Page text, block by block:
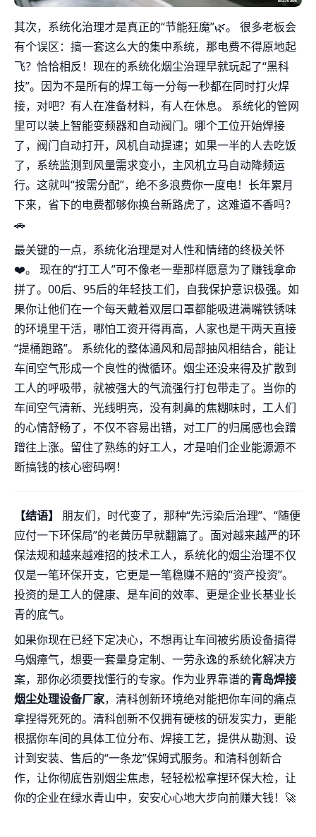
其次，系统化治理才是真正的“节能狂魔”🌿。 很多老板会
有个误区：搞一套这么大的集中系统，那电费不得原地起
飞？恰恰相反！现在的系统化烟尘治理早就玩起了“黑科
技”。因为不是所有的焊工每一分每一秒都在同时打火焊
接，对吧？有人在准备材料，有人在休息。 系统化的管网
里可以装上智能变频器和自动阀门。哪个工位开始焊接
了，阀门自动打开，风机自动提速；如果一半的人去吃饭
了，系统监测到风量需求变小，主风机立马自动降频运
行。这就叫“按需分配”，绝不多浪费你一度电！长年累月
下来，省下的电费都够你换台新路虎了，这难道不香吗？
🚗
最关键的一点，系统化治理是对人性和情绪的终极关怀
❤️。 现在的“打工人”可不像老一辈那样愿意为了赚钱拿命
拼了。00后、95后的年轻技工们，自我保护意识极强。如
果你让他们在一个每天戴着双层口罩都能吸进满嘴铁锈味
的环境里干活，哪怕工资开得再高，人家也是干两天直接
“提桶跑路”。 系统化的整体通风和局部抽风相结合，能让
车间空气形成一个良性的微循环。烟尘还没来得及扩散到
工人的呼吸带，就被强大的气流强行打包带走了。当你的
车间空气清新、光线明亮，没有刺鼻的焦糊味时，工人们
的心情舒畅了，不仅不容易出错，对工厂的归属感也会蹭
蹭往上涨。留住了熟练的好工人，才是咱们企业能源源不
断搞钱的核心密码啊！
【结语】
朋友们，时代变了，那种“先污染后治理”、“随便
应付一下环保局”的老黄历早就翻篇了。面对越来越严的环
保法规和越来越难招的技术工人，系统化的烟尘治理不仅
仅是一笔环保开支，它更是一笔稳赚不赔的“资产投资”。
投资的是工人的健康、是车间的效率、更是企业长基业长
青的底气。
如果你现在已经下定决心，不想再让车间被劣质设备搞得
乌烟瘴气，想要一套量身定制、一劳永逸的系统化解决方
案，那你必须要找懂行的专家。作为业界靠谱的青岛焊接
烟尘处理设备厂家，清科创新环境绝对能把你车间的痛点
拿捏得死死的。清科创新不仅拥有硬核的研发实力，更能
根据你车间的具体工位分布、焊接工艺，提供从勘测、设
计到安装、售后的“一条龙”保姆式服务。和清科创新合
作，让你彻底告别烟尘焦虑，轻轻松松拿捏环保大检，让
你的企业在绿水青山中，安安心心地大步向前赚大钱！🚀